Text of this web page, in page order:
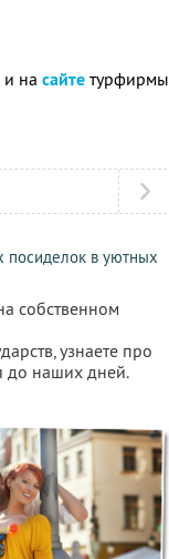
на сайте турфирмы
посиделок в уютных
собственном
узнаете про
до наших дней.